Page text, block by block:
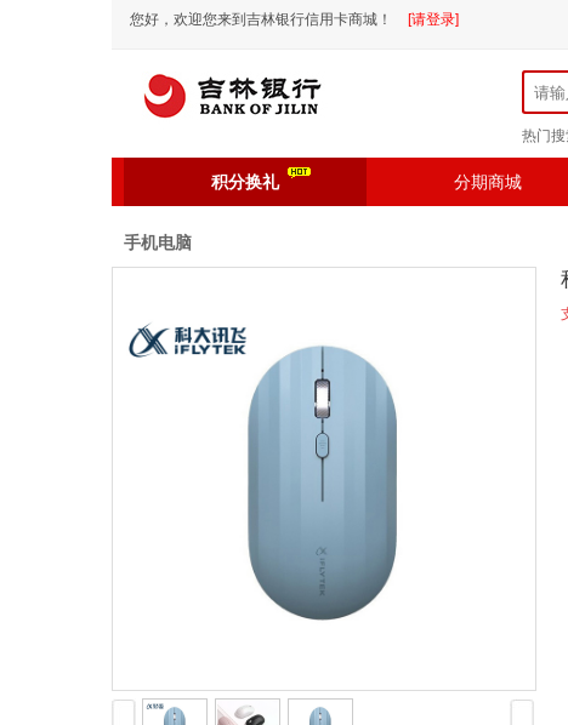
您好，欢迎您来到吉林银行信用卡商城！ [请登录]
热门搜
积分换礼 分期商城
手机电脑